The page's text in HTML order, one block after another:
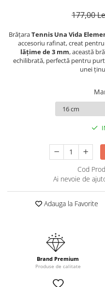
177,00
BrățaraTennis Una Vida
accesoriu rafinat, creat
lățime de 3 mm, această
echilibrată, perfectă pentru
unei
Cod
Ai nevoie de
Adauga la Favorite
Brand Premium
Produse de calitate